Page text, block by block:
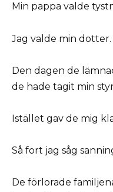
Min pappa valde
Jag valde min dotter.
Den dagen de
de hade tagit min
Istället gav de mig
Så fort jag såg
De förlorade